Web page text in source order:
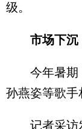
级。
市场下沉
今年暑期，
孙燕姿等歌手
记者采访发